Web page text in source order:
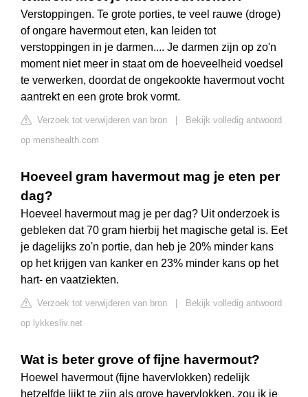
Verstoppingen. Te grote porties, te veel rauwe (droge)
of ongare havermout eten, kan leiden tot
verstoppingen in je darmen.... Je darmen zijn op zo'n
moment niet meer in staat om de hoeveelheid voedsel
te verwerken, doordat de ongekookte havermout vocht
aantrekt en een grote brok vormt.
Verzoek tot verwijderen van bron
Bekijk volledig antwoord
op menshealth.com
Hoeveel gram havermout mag je eten per
dag?
Hoeveel havermout mag je per dag? Uit onderzoek is
gebleken dat 70 gram hierbij het magische getal is. Eet
je dagelijks zo'n portie, dan heb je 20% minder kans
op het krijgen van kanker en 23% minder kans op het
hart- en vaatziekten.
Verzoek tot verwijderen van bron
Bekijk volledig antwoord
op lykkesliv.net
Wat is beter grove of fijne havermout?
Hoewel havermout (fijne havervlokken) redelijk
hetzelfde lijkt te zijn als grove havervlokken, zou ik je